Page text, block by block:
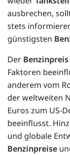
ausbrechen,
stets
günstigsten
Der Benzinpreis
Faktoren
anderem vom
der weltweiten
Euros zum US-
beeinflusst.
und globale
Benzinpreise